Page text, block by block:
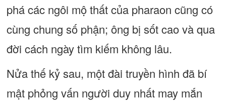
phá các ngôi mộ thất của pharaon cũng có
cùng chung số phận; ông bị sốt cao và qua
đời cách ngày tìm kiếm không lâu.
Nửa thế kỷ sau, một đài truyền hình đã bí
mật phỏng vấn người duy nhất may mắn